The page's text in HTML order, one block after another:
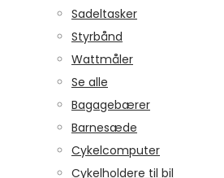
Sadeltasker
Styrbånd
Wattmåler
Se alle
Bagagebærer
Barnesæde
Cykelcomputer
Cykelholdere til bil